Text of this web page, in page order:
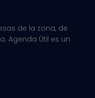
de la zona, de
Agenda Útil es un